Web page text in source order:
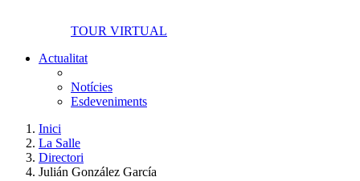
TOUR VIRTUAL
Actualitat
Notícies
Esdeveniments
Inici
La Salle
Directori
Julián González García